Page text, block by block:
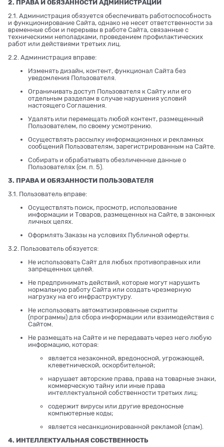
2. ПРАВА И ОБЯЗАННОСТИ АДМИНИСТРАЦИИ
2.1. Администрация обязуется обеспечивать работоспособность
и функционирование Сайта, однако не несет ответственности за
временные сбои и перерывы в работе Сайта, связанные с
техническими неполадками, проведением профилактических
работ или действиями третьих лиц.
2.2. Администрация вправе:
Изменять дизайн, контент, функционал Сайта без
уведомления Пользователя.
Ограничивать доступ Пользователя к Сайту или его
отдельным разделам в случае нарушения условий
настоящего Соглашения.
Удалять или перемещать любой контент, размещенный
Пользователем, по своему усмотрению.
Осуществлять рассылку информационных и рекламных
сообщений Пользователям, зарегистрированным на Сайте.
Собирать и обрабатывать обезличенные данные о
Пользователях (см. п. 5).
3. ПРАВА И ОБЯЗАННОСТИ ПОЛЬЗОВАТЕЛЯ
3.1. Пользователь вправе:
Осуществлять поиск, просмотр, использование
информации и Товаров, размещенных на Сайте, в законных
личных целях.
Оформлять Заказы на условиях Публичной оферты.
3.2. Пользователь обязуется:
Не использовать Сайт для любых противоправных или
запрещенных целей.
Не предпринимать действий, которые могут нарушить
нормальную работу Сайта или создать чрезмерную
нагрузку на его инфраструктуру.
Не использовать автоматизированные скрипты
(программы) для сбора информации или взаимодействия с
Сайтом.
Не размещать на Сайте и не передавать через него любую
информацию, которая:
является незаконной, вредоносной, угрожающей,
клеветнической, оскорбительной;
нарушает авторские права, права на товарные знаки,
коммерческую тайну или иные права
интеллектуальной собственности третьих лиц;
содержит вирусы или другие вредоносные
компьютерные коды;
является несанкционированной рекламой (спам).
4. ИНТЕЛЛЕКТУАЛЬНАЯ СОБСТВЕННОСТЬ